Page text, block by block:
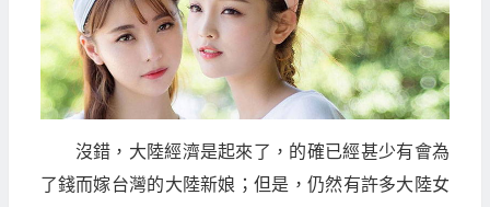
沒錯，大陸經濟是起來了，的確已經甚少有會為
了錢而嫁台灣的大陸新娘；但是，仍然有許多大陸女